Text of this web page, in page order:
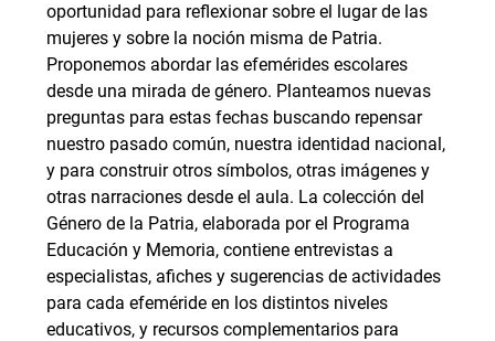
oportunidad para reflexionar sobre el lugar de las
mujeres y sobre la noción misma de Patria.
Proponemos abordar las efemérides escolares
desde una mirada de género. Planteamos nuevas
preguntas para estas fechas buscando repensar
nuestro pasado común, nuestra identidad nacional,
y para construir otros símbolos, otras imágenes y
otras narraciones desde el aula. La colección del
Género de la Patria, elaborada por el Programa
Educación y Memoria, contiene entrevistas a
especialistas, afiches y sugerencias de actividades
para cada efeméride en los distintos niveles
educativos, y recursos complementarios para